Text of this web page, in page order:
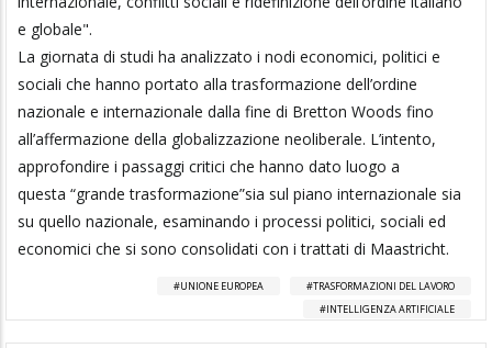
e globale".
La giornata di studi ha analizzato i nodi economici, politici e
sociali che hanno portato alla trasformazione dell’ordine
nazionale e internazionale dalla fine di Bretton Woods fino
all’affermazione della globalizzazione neoliberale. L’intento,
approfondire i passaggi critici che hanno dato luogo a
questa “grande trasformazione”sia sul piano internazionale sia
su quello nazionale, esaminando i processi politici, sociali ed
economici che si sono consolidati con i trattati di Maastricht.
UNIONE EUROPEA
TRASFORMAZIONI DEL LAVORO
INTELLIGENZA ARTIFICIALE